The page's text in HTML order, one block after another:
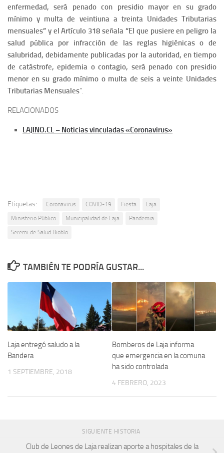
enfermedad, será penado con presidio mayor en su grado
mínimo y multa de veintiuna a treinta Unidades Tributarias
mensuales” y el Artículo 318 señala “El que pusiere en peligro la
salud pública por infracción de las reglas higiénicas o de
salubridad, debidamente publicadas por la autoridad, en tiempo
de catástrofe, epidemia o contagio, será penado con presidio
menor en su grado mínimo o multa de seis a veinte Unidades
Tributarias Mensuales”.
RELACIONADOS
LAJINO.CL – Noticias vinculadas «Coronavirus»
Etiquetas: Coronavirus COVID-19 Fiesta
Laja
Ministerio Público
Municipalidad de Laja
Pandemia
Seremi de Salud Biobío
TAMBIÉN TE PODRÍA GUSTAR...
Laja entregó saludo a la
Bandera
1 SEPTIEMBRE, 2018
Bomberos de Laja informa
que emergencia en la comuna
ha sido controlada
4 FEBRERO, 2023
SIGUIENTE HISTORIA
Club de Leones de Laja realizan aporte a hospitales de la